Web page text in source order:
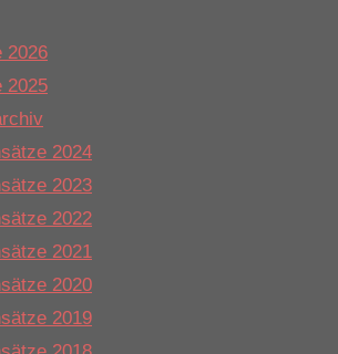
2026
2025
2024
2023
2022
2021
2020
2019
Person. Nach
dem Eintreffen
an der
Einsatzstelle
wurde der
betroffene